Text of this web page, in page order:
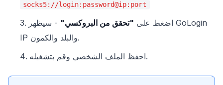
socks5://login:password@ip:port
اضغط على "تحقق من البروكسي" - سيظهر GoLogin
IP والبلد والكمون.
احفظ الملف الشخصي وقم بتشغيله.